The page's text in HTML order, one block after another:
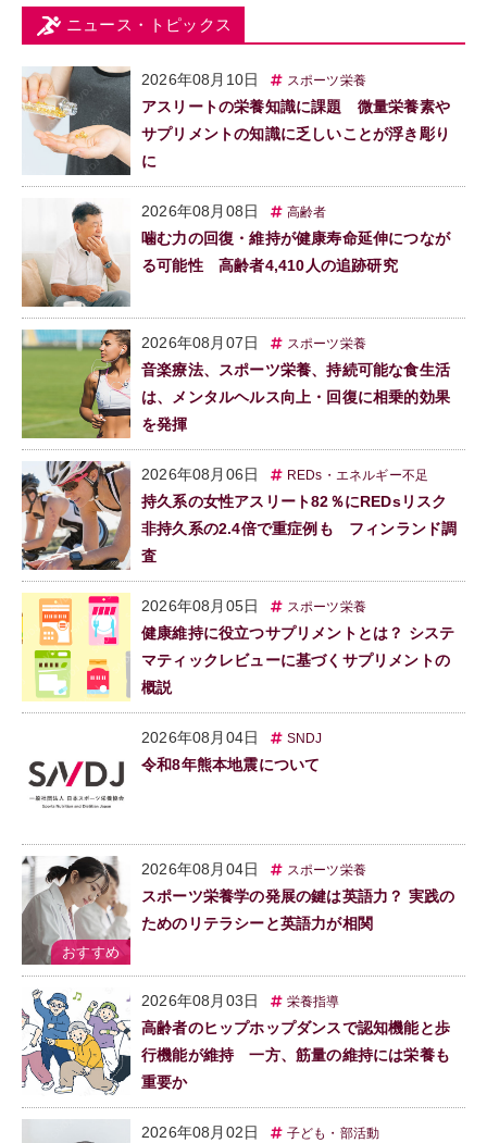
ニュース・トピックス
2026年08月10日 スポーツ栄養
アスリートの栄養知識に課題 微量栄養素や
サプリメントの知識に乏しいことが浮き彫り
に
2026年08月08日 高齢者
噛む力の回復・維持が健康寿命延伸につなが
る可能性 高齢者4,410人の追跡研究
2026年08月07日 スポーツ栄養
音楽療法、スポーツ栄養、持続可能な食生活
は、メンタルヘルス向上・回復に相乗的効果
を発揮
2026年08月06日 REDs・エネルギー不足
持久系の女性アスリート82％にREDsリスク
非持久系の2.4倍で重症例も フィンランド調
査
2026年08月05日 スポーツ栄養
健康維持に役立つサプリメントとは？ システ
マティックレビューに基づくサプリメントの
概説
2026年08月04日 SNDJ
令和8年熊本地震について
2026年08月04日 スポーツ栄養
スポーツ栄養学の発展の鍵は英語力？ 実践の
ためのリテラシーと英語力が相関
2026年08月03日 栄養指導
高齢者のヒップホップダンスで認知機能と歩
行機能が維持 一方、筋量の維持には栄養も
重要か
2026年08月02日 子ども・部活動